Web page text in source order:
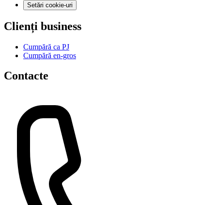
Setări cookie-uri
Clienți business
Cumpără ca PJ
Cumpără en-gros
Contacte